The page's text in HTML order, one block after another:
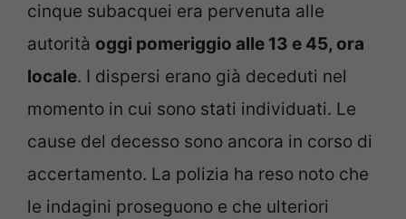
cinque subacquei era pervenuta alle
autorità oggi pomeriggio alle 13 e 45, ora
locale. I dispersi erano già deceduti nel
momento in cui sono stati individuati. Le
cause del decesso sono ancora in corso di
accertamento. La polizia ha reso noto che
le indagini proseguono e che ulteriori